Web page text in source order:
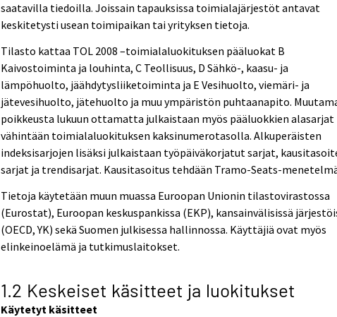
saatavilla tiedoilla. Joissain tapauksissa toimialajärjestöt antavat
keskitetysti usean toimipaikan tai yrityksen tietoja.
Tilasto kattaa TOL 2008 –toimialaluokituksen pääluokat B
Kaivostoiminta ja louhinta, C Teollisuus, D Sähkö-, kaasu- ja
lämpöhuolto, jäähdytysliiketoiminta ja E Vesihuolto, viemäri- ja
jätevesihuolto, jätehuolto ja muu ympäristön puhtaanapito.
poikkeusta lukuun ottamatta julkaistaan myös pääluokkien alasarjat
vähintään toimialaluokituksen kaksinumerotasolla. Alkuperäisten
indeksisarjojen lisäksi julkaistaan työpäiväkorjatut sarjat,
sarjat ja trendisarjat. Kausitasoitus tehdään Tramo-Seats-
Tietoja käytetään muun muassa Euroopan Unionin tilastovirastossa
(Eurostat), Euroopan keskuspankissa (EKP), kansainvälisissä
(OECD, YK) sekä Suomen julkisessa hallinnossa. Käyttäjiä ovat myös
elinkeinoelämä ja tutkimuslaitokset.
1.2 Keskeiset käsitteet ja luokitukset
Käytetyt käsitteet